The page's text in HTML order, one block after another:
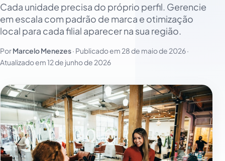
Cada unidade precisa do próprio perfil. Gerencie
em escala com padrão de marca e otimização
local para cada filial aparecer na sua região.
PorMarcelo Menezes· Publicado em 28 de maio de 2026·
Atualizado em12 de junho de 2026